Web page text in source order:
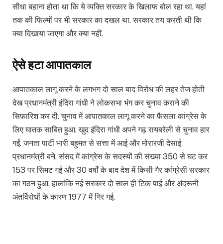
सीधा बहाना होता था कि ये व्यक्ति सरकार के खिलाफ बोल रहा था. यहां
तक की फिल्मों पर भी सरकार का दखल था. सरकार तय करती थी कि
क्या दिखाया जाएगा और क्या नहीं.
ऐसे हटा आपातकाल
आपातकाल लागू करने के लगभग दो साल बाद विरोध की लहर तेज होती
देख प्रधानमंत्री इंदिरा गांधी ने लोकसभा भंग कर चुनाव कराने की
सिफारिश कर दी. चुनाव में आपातकाल लागू करने का फैसला कांग्रेस के
लिए घातक साबित हुआ. खुद इंदिरा गांधी अपने गढ़ रायबरेली से चुनाव हार
गईं. जनता पार्टी भारी बहुमत से सत्ता में आई और मोरारजी देसाई
प्रधानमंत्री बने. संसद में कांग्रेस के सदस्यों की संख्या 350 से घट कर
153 पर सिमट गई और 30 वर्षों के बाद देश में किसी गैर कांग्रेसी सरकार
का गठन हुआ. हालांकि नई सरकार दो साल ही टिक पाई और अंदरूनी
अंतर्विरोधों के कारण 1977 में गिर गई.